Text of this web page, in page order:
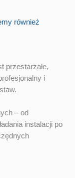
również
przestarzałe,
i
– od
instalacji po